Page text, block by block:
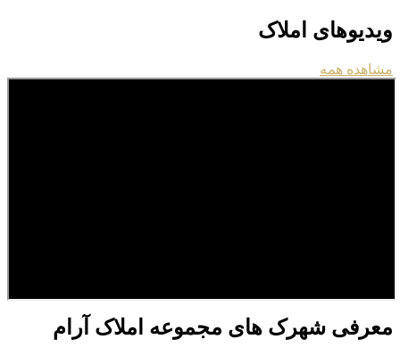
ویدیوهای املاک
مشاهده همه
معرفی شهرک های مجموعه املاک آرام